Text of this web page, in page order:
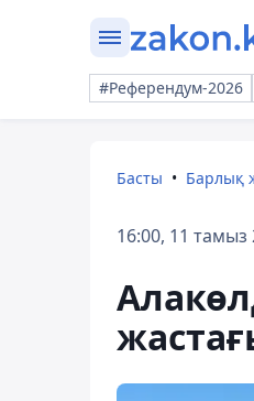
#Референдум-2026
Басты Барлық
16:00, 11 тамыз